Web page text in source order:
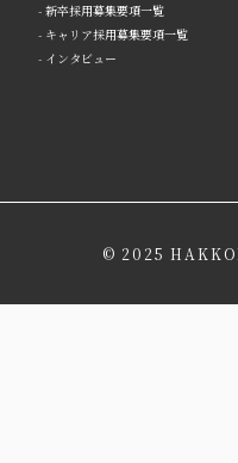
- 新卒採用募集要項一覧
- キャリア採用募集要項一覧
- インタビュー
© 2025